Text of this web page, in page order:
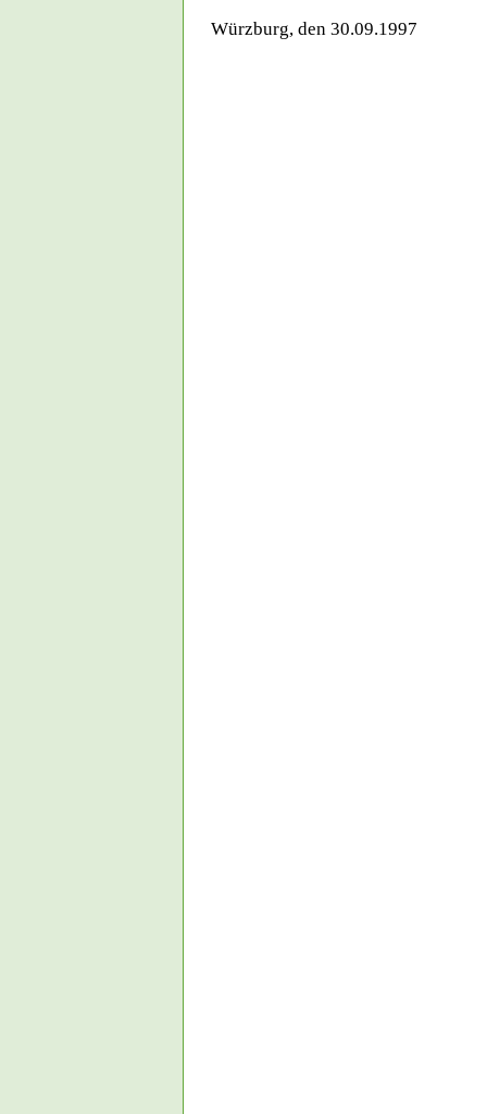
Würzburg, den 30.09.1997